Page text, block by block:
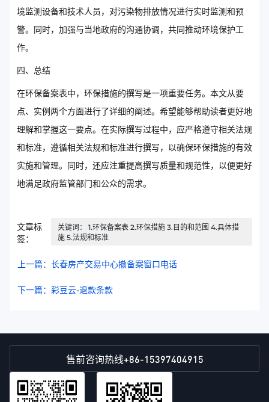
境监测设备和技术人员，对污染物排放情况进行实时监测和预
警。同时，加强与当地政府的沟通协调，共同推动环境保护工
作。
四、总结
在环保备案表中，环保措施的撰写是一项重要任务。本文从要
点、实例两个方面进行了详细的阐述。希望能够帮助读者更好地
理解和掌握这一要点。在实际撰写过程中，应严格遵守相关法规
和标准，遵循相关法规和标准进行撰写，以确保环保措施的有效
实施和管理。同时，还应注重提高撰写质量和规范性，以便更好
地满足政府监管部门和公众的需求。
文章标
签：
关键词： 1.环保备案表 2.环保措施 3.目的和范围 4.具体措
施 5.法规和标准
上一篇：长春房产交易中心撤备案窗口电话
下一篇：彩豆云-退款条款
售前咨询热线+86-15397404915